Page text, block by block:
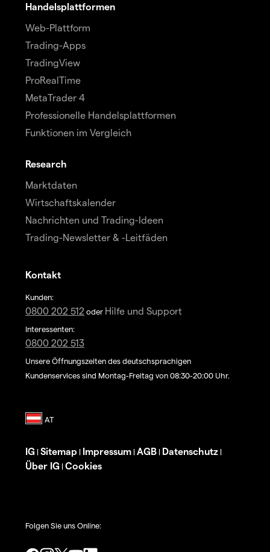
Handelsplattformen
Web-Plattform
Trading-Apps
TradingView
ProRealTime
MetaTrader 4
Professionelle Handelsplattformen
Funktionen im Vergleich
Research
Marktdaten
Wirtschaftskalender
Nachrichten und Trading-Ideen
Trading-Newsletter & -Leitfäden
Kontakt
Kunden:
0800 202 512 oder Hilfe und Support
Interessenten:
0800 202 513
Unsere Öffnungszeiten des deutschsprachigen
Kundenservices sind Montag-Freitag von 08:30-20:00 Uhr.
IG | Sitemap | Impressum | AGB | Datenschutz |
Über IG | Cookies
Folgen Sie uns Online: